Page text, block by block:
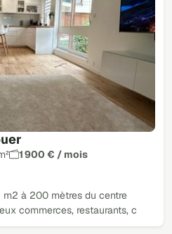
1 900 € / mois
à 200 mètres du centre
commerces, restaurants, c